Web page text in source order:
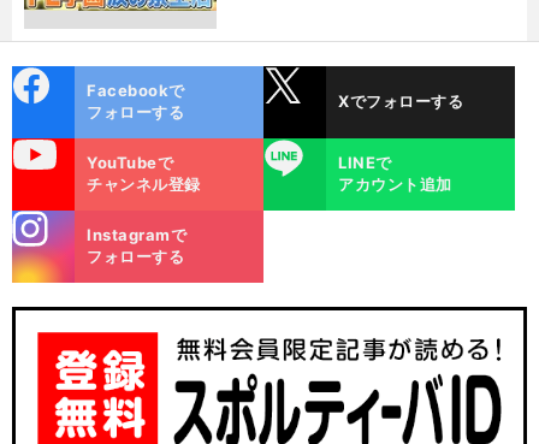
ok
Facebookで
フォローする
Xでフォローする
YouTubeで
チャンネル登録
LINE
LINEで
アカウント追加
m
Instagramで
フォローする